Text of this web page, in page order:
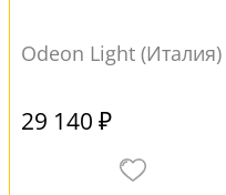
Odeon Light (Италия)
29 140 ₽